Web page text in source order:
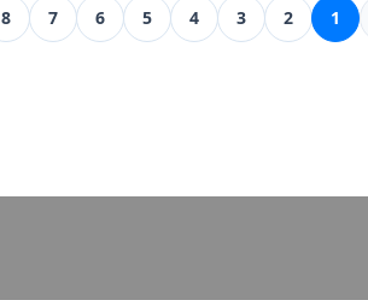
1
2
3
4
5
6
7
8